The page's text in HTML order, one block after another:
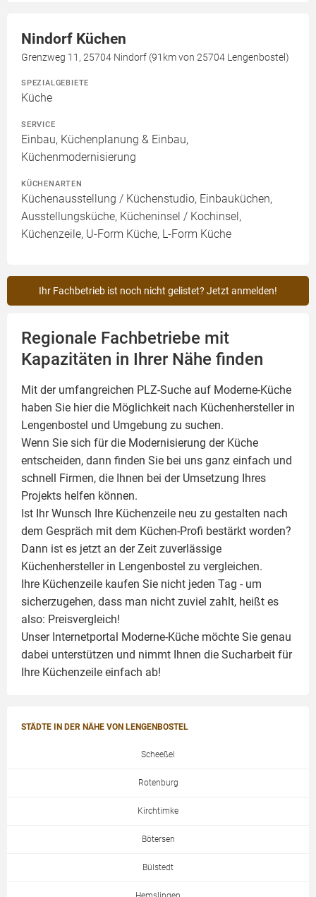
Nindorf Küchen
Grenzweg 11, 25704 Nindorf (91km von 25704 Lengenbostel)
SPEZIALGEBIETE
Küche
SERVICE
Einbau, Küchenplanung & Einbau,
Küchenmodernisierung
KÜCHENARTEN
Küchenausstellung / Küchenstudio, Einbauküchen,
Ausstellungsküche, Kücheninsel / Kochinsel,
Küchenzeile, U-Form Küche, L-Form Küche
Ihr Fachbetrieb ist noch nicht gelistet? Jetzt anmelden!
Regionale Fachbetriebe mit
Kapazitäten in Ihrer Nähe finden
Mit der umfangreichen PLZ-Suche auf Moderne-Küche
haben Sie hier die Möglichkeit nach Küchenhersteller in
Lengenbostel und Umgebung zu suchen.
Wenn Sie sich für die Modernisierung der Küche
entscheiden, dann finden Sie bei uns ganz einfach und
schnell Firmen, die Ihnen bei der Umsetzung Ihres
Projekts helfen können.
Ist Ihr Wunsch Ihre Küchenzeile neu zu gestalten nach
dem Gespräch mit dem Küchen-Profi bestärkt worden?
Dann ist es jetzt an der Zeit zuverlässige
Küchenhersteller in Lengenbostel zu vergleichen.
Ihre Küchenzeile kaufen Sie nicht jeden Tag - um
sicherzugehen, dass man nicht zuviel zahlt, heißt es
also: Preisvergleich!
Unser Internetportal Moderne-Küche möchte Sie genau
dabei unterstützen und nimmt Ihnen die Sucharbeit für
Ihre Küchenzeile einfach ab!
STÄDTE IN DER NÄHE VON LENGENBOSTEL
Scheeßel
Rotenburg
Kirchtimke
Bötersen
Bülstedt